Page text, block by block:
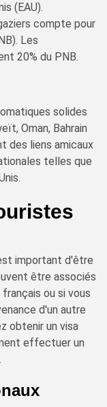
(EAU).
compte pour
Les
20% du PNB.
solides
Oman, Bahrain
des liens amicaux
telles que
important d'être
être associés
ou si vous
d'un autre
obtenir un visa
effectuer un